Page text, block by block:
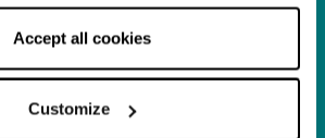
the technical cookies for the
of the website will be used.
Accept all cookies
Customize
Pet-Friendly in
Romagna